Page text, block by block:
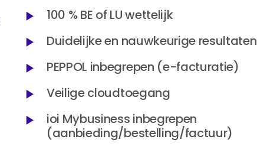
100 % BE of LU wettelijk
Duidelijke en nauwkeurige resultaten
PEPPOL inbegrepen (e-facturatie)
Veilige cloudtoegang
ioi Mybusiness inbegrepen
(aanbieding/bestelling/factuur)